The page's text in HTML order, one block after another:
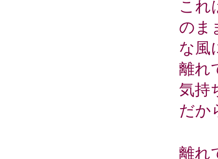
これ
のま
な風
離れ
気持
だか
離れ